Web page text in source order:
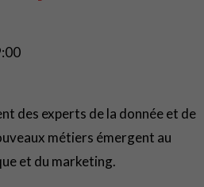
des experts de la donnée et de
métiers émergent au
et du marketing.